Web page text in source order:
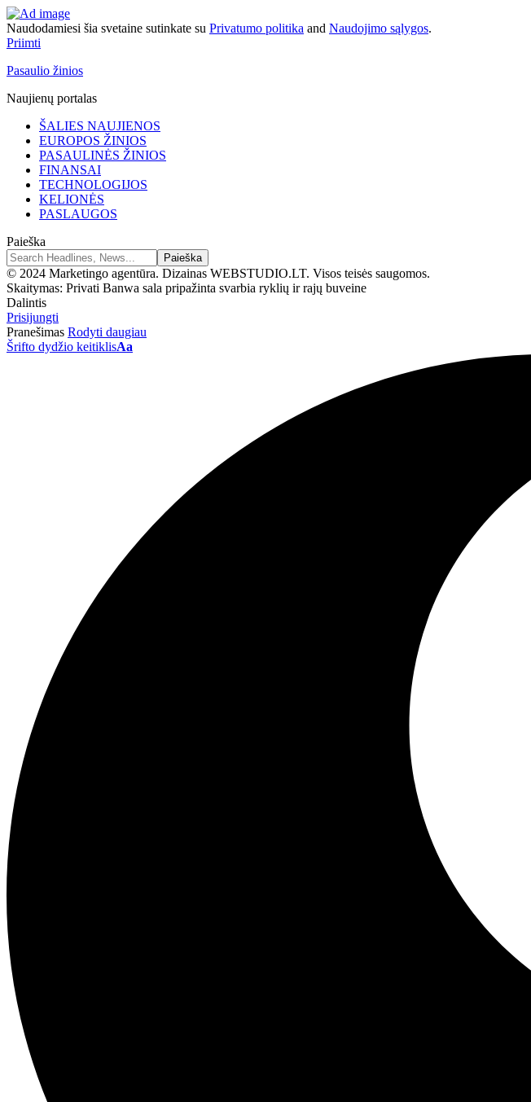
Naudodamiesi šia svetaine sutinkate su Privatumo politika and Naudojimo sąlygos.
Priimti
Pasaulio žinios
Naujienų portalas
ŠALIES NAUJIENOS
EUROPOS ŽINIOS
PASAULINĖS ŽINIOS
FINANSAI
TECHNOLOGIJOS
KELIONĖS
PASLAUGOS
Paieška
© 2024 Marketingo agentūra. Dizainas WEBSTUDIO.LT. Visos teisės saugomos.
Skaitymas: Privati ​​Banwa sala pripažinta svarbia ryklių ir rajų buveine
Dalintis
Prisijungti
Pranešimas Rodyti daugiau
Šrifto dydžio keitiklisAa